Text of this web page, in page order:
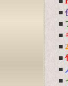
■
■
■
■
■
■
■